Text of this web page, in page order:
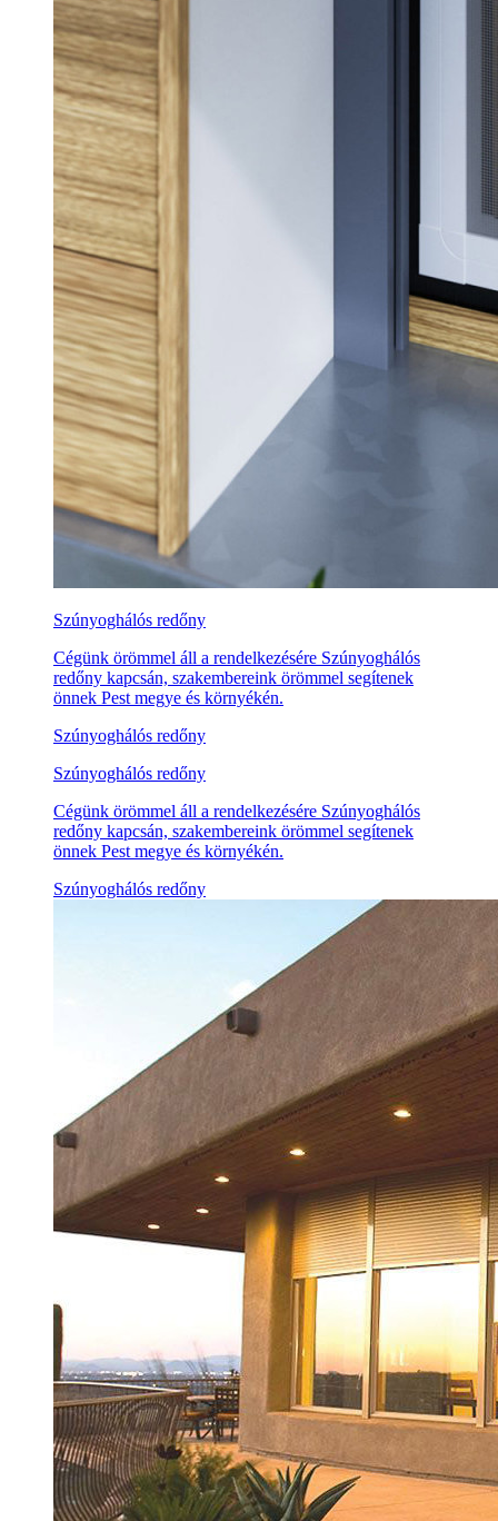
Szúnyoghálós redőny
Cégünk örömmel áll a rendelkezésére Szúnyoghálós
redőny kapcsán, szakembereink örömmel segítenek
önnek Pest megye és környékén.
Szúnyoghálós redőny
Szúnyoghálós redőny
Cégünk örömmel áll a rendelkezésére Szúnyoghálós
redőny kapcsán, szakembereink örömmel segítenek
önnek Pest megye és környékén.
Szúnyoghálós redőny